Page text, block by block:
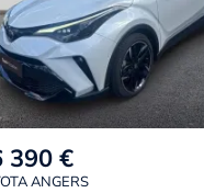
390 €
ANGERS